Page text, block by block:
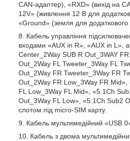
CAN-адаптер), «RXD» (вихід на
12V» (живлення 12 В для
«Ground» (земля для
Кабель управління
входами «AUX in R», «AUX in L»,
Center_2Way SUB R Out_3WAY
Out_2Way FL Tweeter_3Way FL
Out_2Way FR Tweeter_3Way FR
Out_2Way FR Low_3Way FR
FL Low_3Way FL Mid», «5.1Ch
Out_3Way FL Low», «5.1Ch Sub2
слотом під micro-SIM карту.
Кабель мультимедійний «USB
Кабель з двома